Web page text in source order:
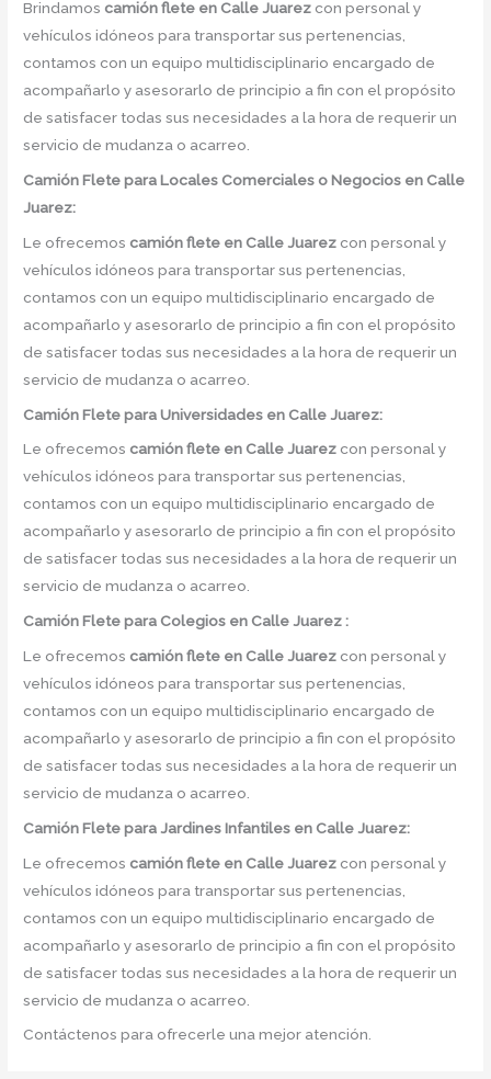
Brindamos camión flete en Calle Juarez con personal y
vehículos idóneos para transportar sus pertenencias,
contamos con un equipo multidisciplinario encargado de
acompañarlo y asesorarlo de principio a fin con el propósito
de satisfacer todas sus necesidades a la hora de requerir un
servicio de mudanza o acarreo.
CamiónFlete para Locales Comerciales o Negocios en Calle
Juarez:
Le ofrecemos camión flete en Calle Juarez con personal y
vehículos idóneos para transportar sus pertenencias,
contamos con un equipo multidisciplinario encargado de
acompañarlo y asesorarlo de principio a fin con el propósito
de satisfacer todas sus necesidades a la hora de requerir un
servicio de mudanza o acarreo.
CamiónFlete para Universidades en Calle Juarez:
Le ofrecemos camión flete en Calle Juarez con personal y
vehículos idóneos para transportar sus pertenencias,
contamos con un equipo multidisciplinario encargado de
acompañarlo y asesorarlo de principio a fin con el propósito
de satisfacer todas sus necesidades a la hora de requerir un
servicio de mudanza o acarreo.
CamiónFlete para Colegios en Calle Juarez :
Le ofrecemos camión flete en Calle Juarez con personal y
vehículos idóneos para transportar sus pertenencias,
contamos con un equipo multidisciplinario encargado de
acompañarlo y asesorarlo de principio a fin con el propósito
de satisfacer todas sus necesidades a la hora de requerir un
servicio de mudanza o acarreo.
CamiónFlete para Jardines Infantiles en Calle Juarez:
Le ofrecemos camión flete en Calle Juarez con personal y
vehículos idóneos para transportar sus pertenencias,
contamos con un equipo multidisciplinario encargado de
acompañarlo y asesorarlo de principio a fin con el propósito
de satisfacer todas sus necesidades a la hora de requerir un
servicio de mudanza o acarreo.
Contáctenos para ofrecerle una mejor atención.